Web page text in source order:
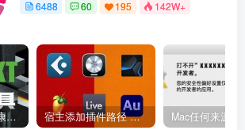
6488 60 195 142W+
Kontakt入库工具 康泰克入库教程 宿主添加插件路径 插件路径设置 VSTPlugins路径